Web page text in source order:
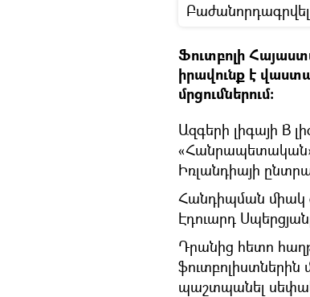
Բաժանորդագրվել
Ֆուտբոլի
իրավունք է
մրցումներում։
Ազգերի լիգայի B
«Հանրապետական»
Իռլանդիայի
Հանդիպման միակ
Էդուարդ
Դրանից հետո
ֆուտբոլիստներին
պաշտպանել